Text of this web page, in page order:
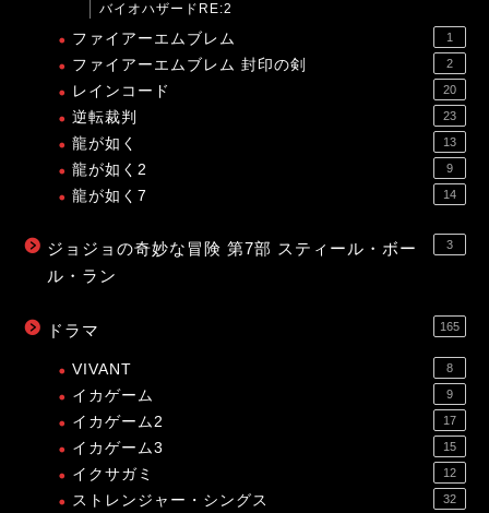
バイオハザードRE:2
ファイアーエムブレム 1
ファイアーエムブレム 封印の剣 2
レインコード 20
逆転裁判 23
龍が如く 13
龍が如く2 9
龍が如く7 14
ジョジョの奇妙な冒険 第7部 スティール・ボー
ル・ラン
3
ドラマ 165
VIVANT 8
イカゲーム 9
イカゲーム2 17
イカゲーム3 15
イクサガミ 12
ストレンジャー・シングス 32